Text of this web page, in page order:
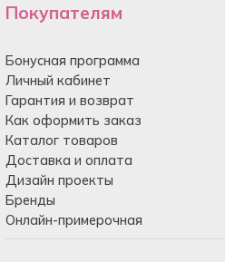
Покупателям
Бонусная программа
Личный кабинет
Гарантия и возврат
Как оформить заказ
Каталог товаров
Доставка и оплата
Дизайн проекты
Бренды
Онлайн-примерочная